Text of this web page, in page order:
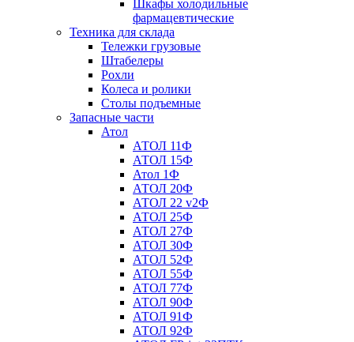
Шкафы холодильные
фармацевтические
Техника для склада
Тележки грузовые
Штабелеры
Рохли
Колеса и ролики
Столы подъемные
Запасные части
Атол
АТОЛ 11Ф
АТОЛ 15Ф
Атол 1Ф
АТОЛ 20Ф
АТОЛ 22 v2Ф
АТОЛ 25Ф
АТОЛ 27Ф
АТОЛ 30Ф
АТОЛ 52Ф
АТОЛ 55Ф
АТОЛ 77Ф
АТОЛ 90Ф
АТОЛ 91Ф
АТОЛ 92Ф